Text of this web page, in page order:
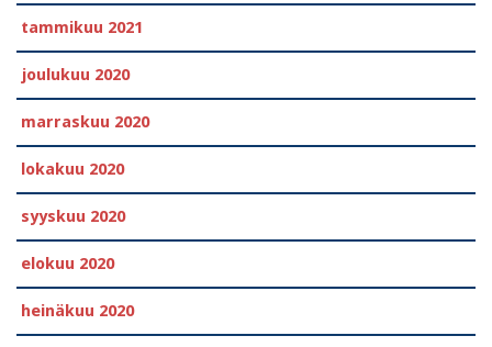
tammikuu 2021
joulukuu 2020
marraskuu 2020
lokakuu 2020
syyskuu 2020
elokuu 2020
heinäkuu 2020